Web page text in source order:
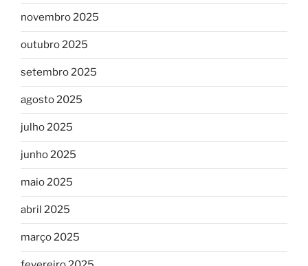
novembro 2025
outubro 2025
setembro 2025
agosto 2025
julho 2025
junho 2025
maio 2025
abril 2025
março 2025